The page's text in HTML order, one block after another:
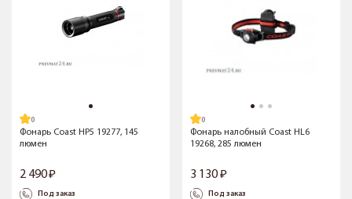
Фонарь Coast HP5 19277, 145
люмен
2 490
Под заказ
Фонарь налобный Coast HL6
19268, 285 люмен
3 130
Под заказ